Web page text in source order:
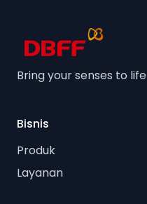
Bring your senses to life
Bisnis
Produk
Layanan